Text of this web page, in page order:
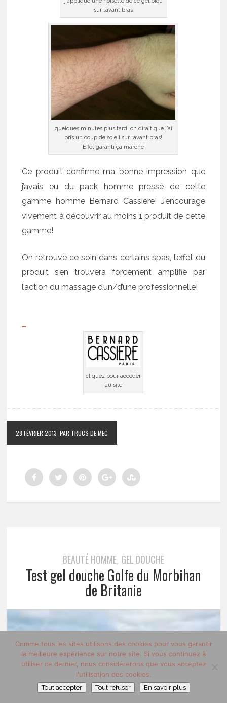
sur l’avant bras
quelques minutes plus tard, on dirait que j’ai
pris un coup de soleil sur l’avant bras!
Effet garanti ça marche
Ce produit confirme ma bonne impression que
j’avais eu du pack homme pressé de cette
gamme homme Bernard Cassière! J’encourage
vivement à découvrir au moins 1 produit de cette
gamme!
On retrouve ce soin dans certains spas, l’effet du
produit s’en trouvera forcément amplifié par
l’action du massage d’un/d’une professionnelle!
cliquez pour accéder
au site
28 FÉVRIER 2013 PAR TRUCS DE MEC
BEAUTÉ HOMME, GEL DOUCHE
Test gel douche Golfe du Morbihan
de Britanie
Comme tous les sites utilisons des cookies pour vous garantir
la meilleure expérience sur notre site. Si vous continuez à
utiliser ce dernier, nous considérerons que vous acceptez
l'utilisation des cookies.
Tout accepter Tout refuser En savoir plus